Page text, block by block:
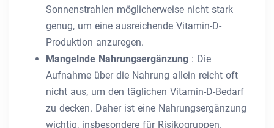
Sonnenstrahlen möglicherweise nicht stark
genug, um eine ausreichende Vitamin-D-
Produktion anzuregen.
Mangelnde Nahrungsergänzung : Die
Aufnahme über die Nahrung allein reicht oft
nicht aus, um den täglichen Vitamin-D-Bedarf
zu decken. Daher ist eine Nahrungsergänzung
wichtig, insbesondere für Risikogruppen.